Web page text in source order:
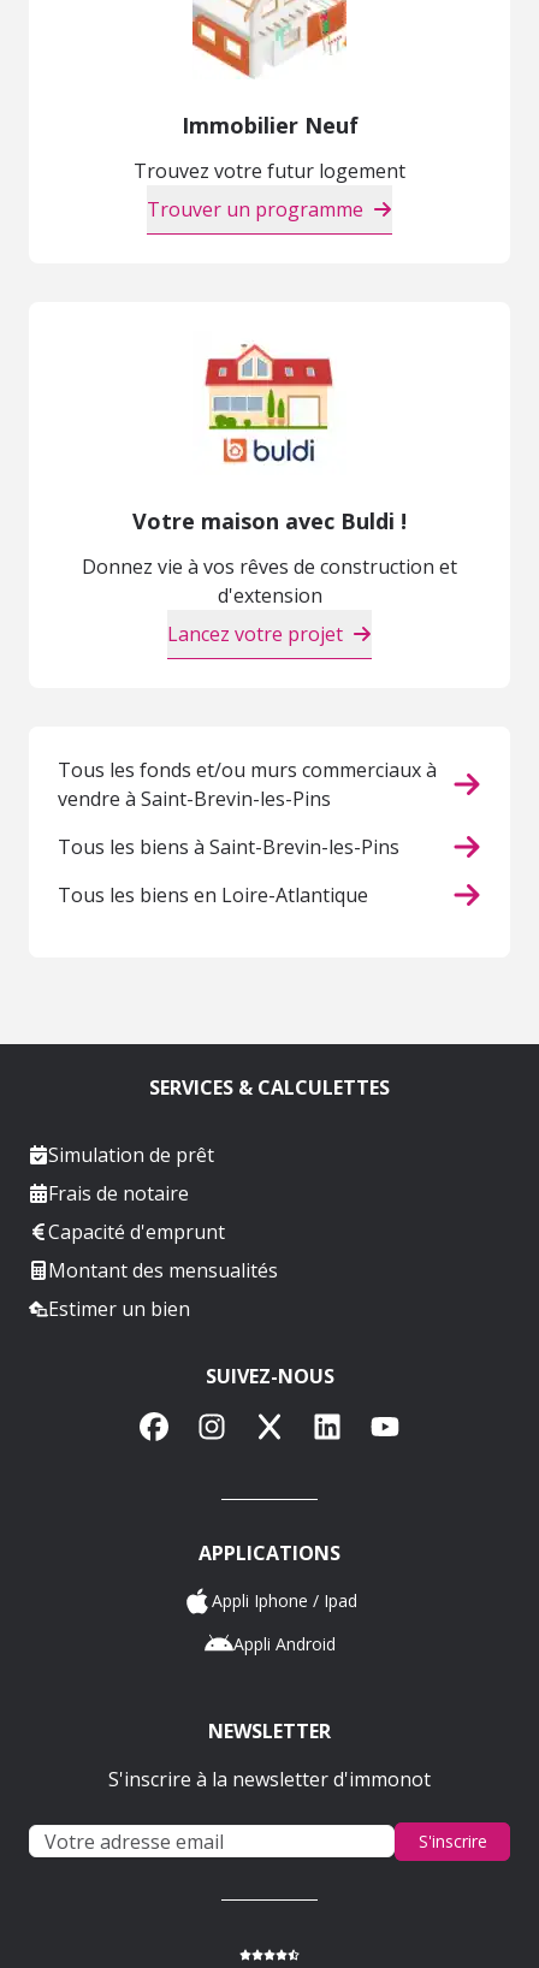
Immobilier Neuf
Trouvez votre futur logement
Trouver un programme
Votre maison avec Buldi !
Donnez vie à vos rêves de construction et
d'extension
Lancez votre projet
Tous les fonds et/ou murs commerciaux à
vendre à Saint-Brevin-les-Pins
Tous les biens à Saint-Brevin-les-Pins
Tous les biens en Loire-Atlantique
SERVICES & CALCULETTES
Simulation de prêt
Frais de notaire
Capacité d'emprunt
Montant des mensualités
Estimer un bien
SUIVEZ-NOUS
FacebookInstagram
X LinkedInYouTube
APPLICATIONS
Appli Iphone / Ipad
Appli Android
NEWSLETTER
S'inscrire à la newsletter d'immonot
S'inscrire